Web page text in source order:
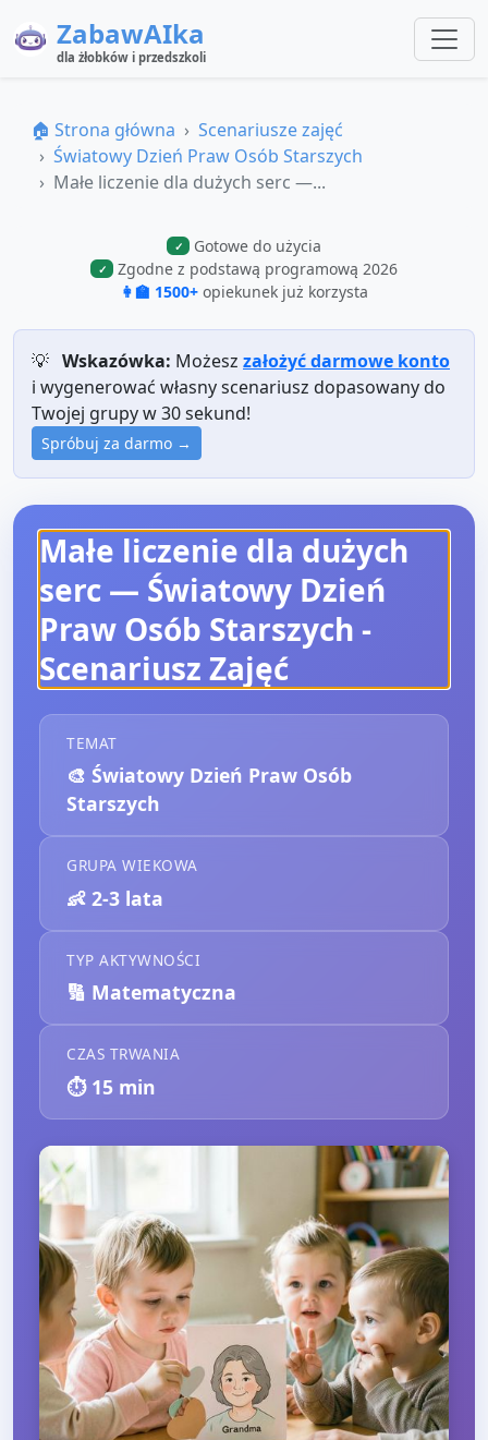
ZabawAIka
dla żłobków i przedszkoli
🏠 Strona główna
Scenariusze zajęć
Światowy Dzień Praw Osób Starszych
Małe liczenie dla dużych serc —...
✓ Gotowe do użycia
✓
Zgodne z podstawą programową 2026
👩‍🏫 1500+ opiekunek już korzysta
💡 Wskazówka: Możesz założyć darmowe konto
i wygenerować własny scenariusz dopasowany do
Twojej grupy w 30 sekund!
Spróbuj za darmo →
Małe liczenie dla dużych
serc — Światowy Dzień
Praw Osób Starszych -
Scenariusz Zajęć
TEMAT
🎨 Światowy Dzień Praw Osób
Starszych
GRUPA WIEKOWA
👶 2-3 lata
TYP AKTYWNOŚCI
🔢 Matematyczna
CZAS TRWANIA
⏱️ 15 min